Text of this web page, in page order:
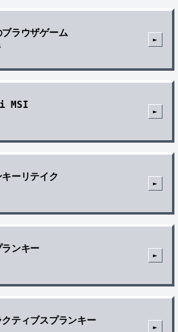
ラウザゲーム
►
MSI
►
ーリテイク
►
ンキー
►
ティブスプランキー
►